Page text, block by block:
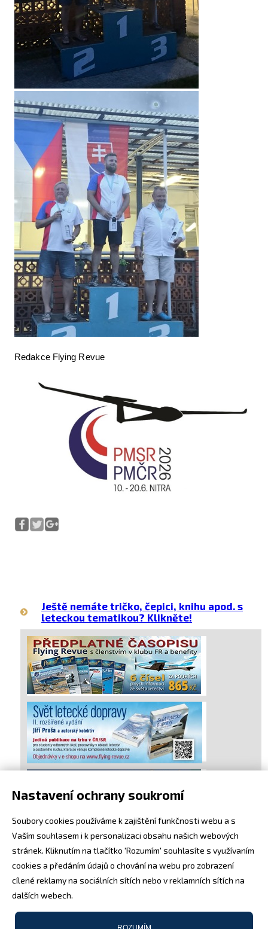
Redakce Flying Revue
Ještě nemáte tričko, čepici, knihu apod. s
leteckou tematikou? Klikněte!
Nastavení ochrany soukromí
Soubory cookies používáme k zajištění funkčnosti webu a s
Vaším souhlasem i k personalizaci obsahu našich webových
stránek. Kliknutím na tlačítko 'Rozumím' souhlasíte s využívaním
cookies a předáním údajů o chování na webu pro zobrazení
cílené reklamy na sociálních sítích nebo v reklamních sítích na
dalších webech.